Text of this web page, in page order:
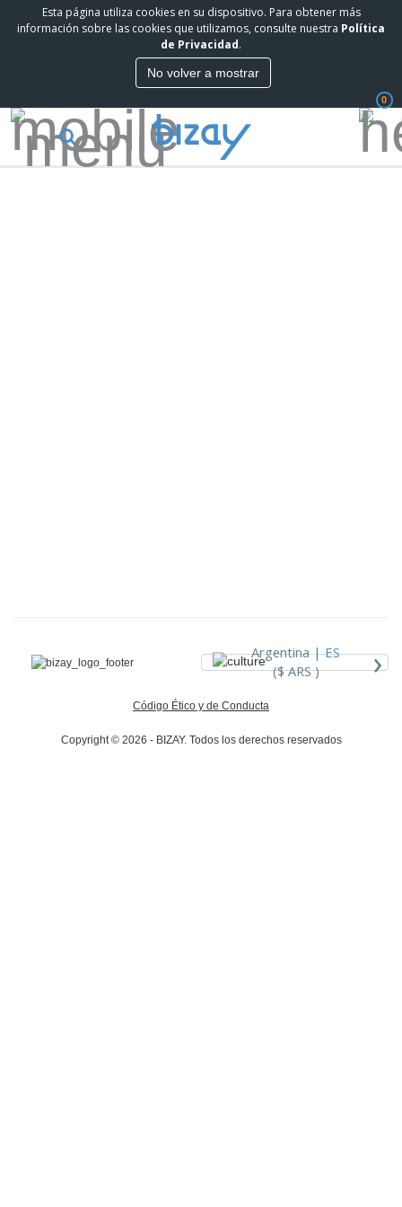
Esta página utiliza cookies en su dispositivo. Para obtener más
información sobre las cookies que utilizamos, consulte nuestra Política
de Privacidad.
No volver a mostrar
0
Argentina |ES
($ ARS )
›
Código Ético y de Conducta
Copyright © 2026 - BIZAY. Todos los derechos reservados